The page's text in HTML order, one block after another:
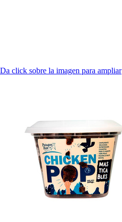
Da click sobre la imagen para ampliar